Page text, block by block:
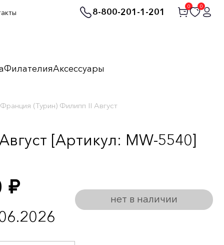
8-800-201-1-201
0 0
ФилателияАксессуары
(Турин) Филипп II Август
[Артикул: MW-5540]
руб.
нет в наличии